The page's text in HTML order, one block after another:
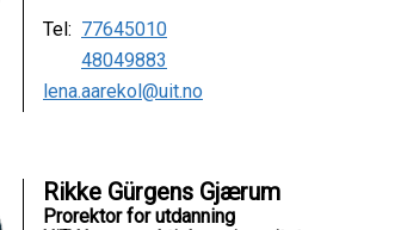
Tel: 77645010
48049883
lena.aarekol@uit.no
Rikke Gürgens Gjærum
Prorektor for utdanning